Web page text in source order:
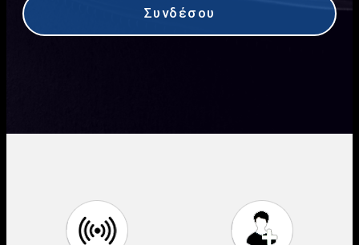
Συνδέσου